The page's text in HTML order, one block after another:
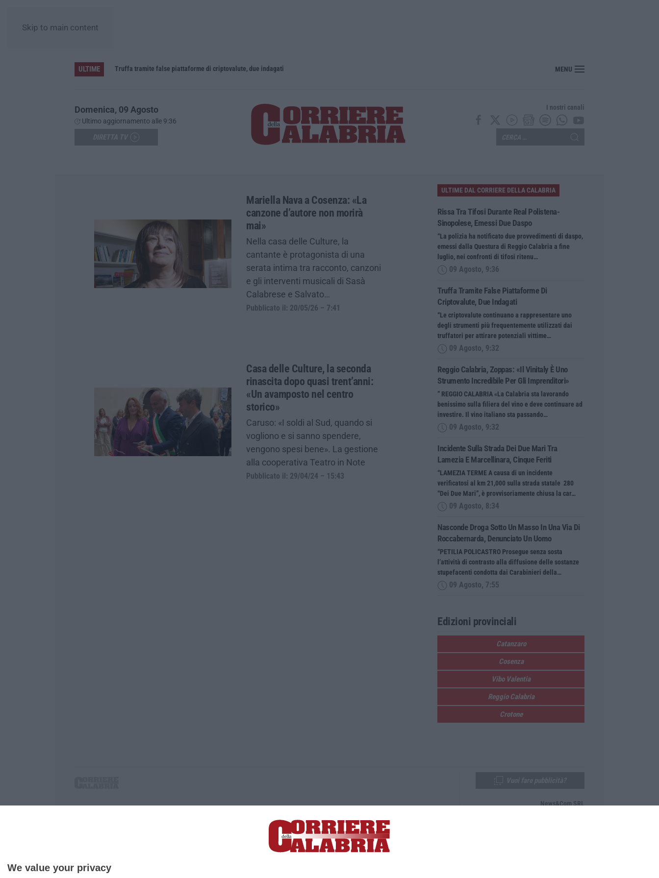
We value your privacy
Skip to main content
ULTIME Truffa tramite false piattaforme di criptovalute, due indagati Reggio Calabria, Zoppas: «Il Vinitaly è uno strumento incredibile per gli imprenditori»
MENU
Domenica, 09 Agosto
Ultimo aggiornamento alle 9:36
I nostri canali
Mariella Nava a Cosenza: «La
canzone d’autore non morirà
mai»
Nella casa delle Culture, la
cantante è protagonista di una
serata intima tra racconto, canzoni
e gli interventi musicali di Sasà
Calabrese e Salvato…
Pubblicato il: 20/05/26 – 7:41
Casa delle Culture, la seconda
rinascita dopo quasi trent’anni:
«Un avamposto nel centro
storico»
Caruso: «I soldi al Sud, quando si
vogliono e si sanno spendere,
vengono spesi bene». La gestione
alla cooperativa Teatro in Note
Pubblicato il: 29/04/24 – 15:43
ULTIME DAL CORRIERE DELLA CALABRIA
Rissa Tra Tifosi Durante Real Polistena-
Sinopolese, Emessi Due Daspo
“La polizia ha notificato due provvedimenti di daspo,
emessi dalla Questura di Reggio Calabria a fine
luglio, nei confronti di tifosi ritenu…
09 Agosto, 9:36
Truffa Tramite False Piattaforme Di
Criptovalute, Due Indagati
“Le criptovalute continuano a rappresentare uno
degli strumenti più frequentemente utilizzati dai
truffatori per attirare potenziali vittime…
09 Agosto, 9:32
Reggio Calabria, Zoppas: «Il Vinitaly È Uno
Strumento Incredibile Per Gli Imprenditori»
” REGGIO CALABRIA «La Calabria sta lavorando
benissimo sulla filiera del vino e deve continuare ad
investire. Il vino italiano sta passando…
09 Agosto, 9:32
Incidente Sulla Strada Dei Due Mari Tra
Lamezia E Marcellinara, Cinque Feriti
“LAMEZIA TERME A causa di un incidente
verificatosi al km 21,000 sulla strada statale 280
“Dei Due Mari”, è provvisoriamente chiusa la car…
09 Agosto, 8:34
Nasconde Droga Sotto Un Masso In Una Via Di
Roccabernarda, Denunciato Un Uomo
“PETILIA POLICASTRO Prosegue senza sosta
l’attività di contrasto alla diffusione delle sostanze
stupefacenti condotta dai Carabinieri della…
09 Agosto, 7:55
Edizioni provinciali
Catanzaro
Cosenza
Vibo Valentia
Reggio Calabria
Crotone
P.IVA. 03199620794, Via del mare 6/G, S.Eufemia, Lamezia Terme (CZ)
Iscrizione tribunale di Lamezia Terme 5/2011 - Direttore responsabile Paola Militano |Privacy
News&Com SRL